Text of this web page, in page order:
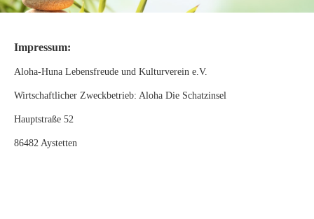
Impressum:
Aloha-Huna Lebensfreude und Kulturverein e.V.
Wirtschaftlicher Zweckbetrieb: Aloha Die Schatzinsel
Hauptstraße 52
86482 Aystetten